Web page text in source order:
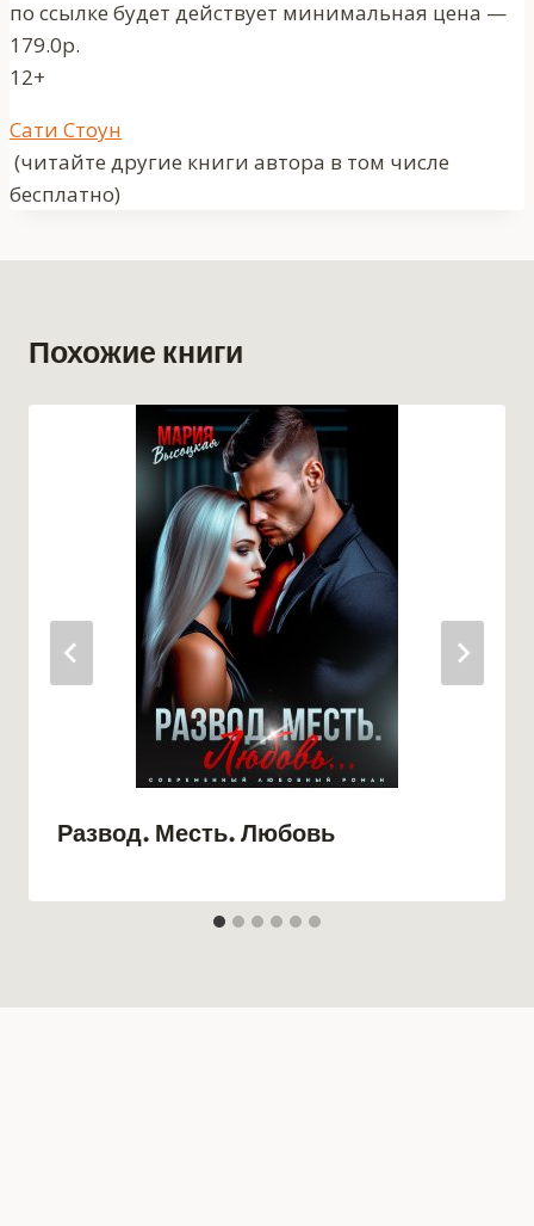
по ссылке будет действует минимальная цена —
179.0р.
12+
Метки
записи:
Сати Стоун
(читайте другие книги автора в том числе
бесплатно)
Похожие книги
Развод. Месть. Любовь